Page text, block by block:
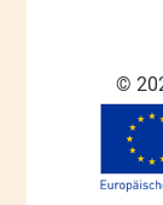
©